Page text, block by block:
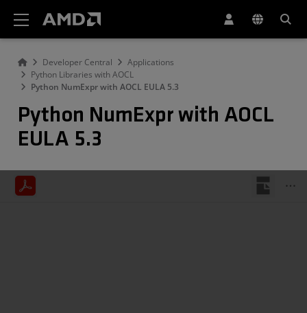
Developer Central
Applications
Python Libraries with AOCL
Python NumExpr with AOCL EULA 5.3
Python NumExpr with AOCL
EULA 5.3